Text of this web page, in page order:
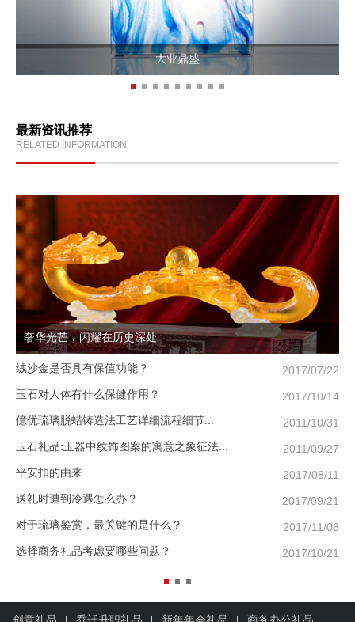
大业鼎盛
最新资讯推荐
RELATED INFORMATION
奢华光芒，闪耀在历史深处
绒沙金是否具有保值功能？
2017/07/22
玉石对人体有什么保健作用？
2017/10/14
億优琉璃脱蜡铸造法工艺详细流程细节...
2011/10/31
玉石礼品:玉器中纹饰图案的寓意之象征法...
2011/09/27
平安扣的由来
2017/08/11
送礼时遭到冷遇怎么办？
2017/09/21
对于琉璃鉴赏，最关键的是什么？
2017/11/06
选择商务礼品考虑要哪些问题？
2017/10/21
创意礼品 乔迁升职礼品 新年年会礼品 商务办公礼品